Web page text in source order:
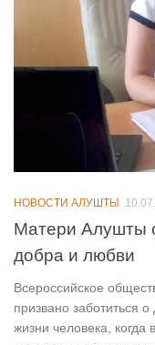
НОВОСТИ АЛУШТЫ
Матери Алушты
добра и любви
Всероссийское
призвано заботиться
жизни человека, когда